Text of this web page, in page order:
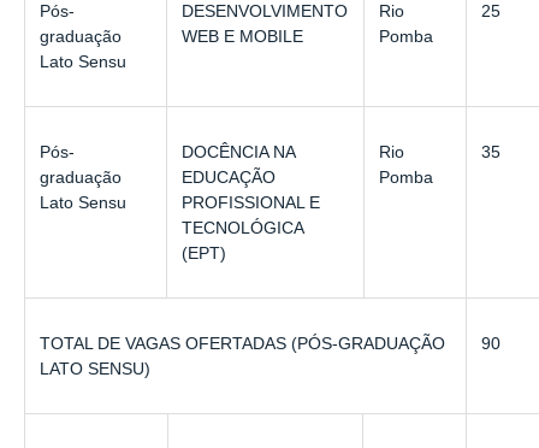
Pós-
graduação
Lato Sensu
DESENVOLVIMENTO
WEB E MOBILE
Rio
Pomba
25
Pós-
graduação
Lato Sensu
DOCÊNCIA NA
EDUCAÇÃO
PROFISSIONAL E
TECNOLÓGICA
(EPT)
Rio
Pomba
35
TOTAL DE VAGAS OFERTADAS (PÓS-GRADUAÇÃO
LATO SENSU)
90